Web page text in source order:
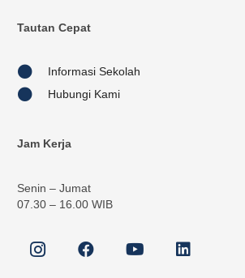
Tautan Cepat
Informasi Sekolah
Hubungi Kami
Jam Kerja
Senin – Jumat
07.30 – 16.00 WIB